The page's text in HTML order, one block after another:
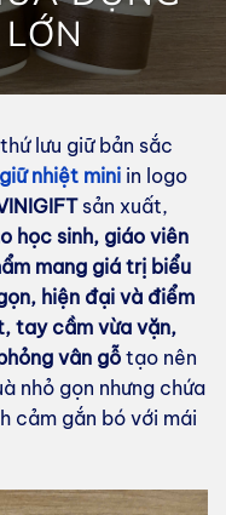
lưu giữ bản sắc
nhiệt mini in logo
sản xuất,
học sinh, giáo viên
mang giá trị biểu
hiện đại và điểm
tay cầm vừa vặn,
vân gỗ tạo nên
nhỏ gọn nhưng chứa
cảm gắn bó với mái